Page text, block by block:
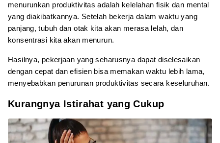
menurunkan produktivitas adalah kelelahan fisik dan mental
yang diakibatkannya. Setelah bekerja dalam waktu yang
panjang, tubuh dan otak kita akan merasa lelah, dan
konsentrasi kita akan menurun.
Hasilnya, pekerjaan yang seharusnya dapat diselesaikan
dengan cepat dan efisien bisa memakan waktu lebih lama,
menyebabkan penurunan produktivitas secara keseluruhan.
Kurangnya Istirahat yang Cukup